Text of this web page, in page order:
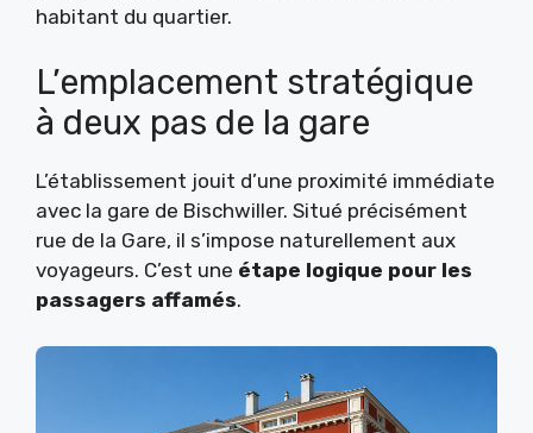
habitant du quartier.
L’emplacement stratégique
à deux pas de la gare
L’établissement jouit d’une proximité immédiate
avec la gare de Bischwiller. Situé précisément
rue de la Gare, il s’impose naturellement aux
voyageurs. C’est une étape logique pour les
passagers affamés.